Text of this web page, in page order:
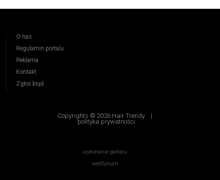
O nas
Regulamin portalu
Reklama
Kontakt
Zgłoś błąd
Copyrights © 2026 Hair Trendy |
polityka prywatności
wykonanie portalu
webSylium